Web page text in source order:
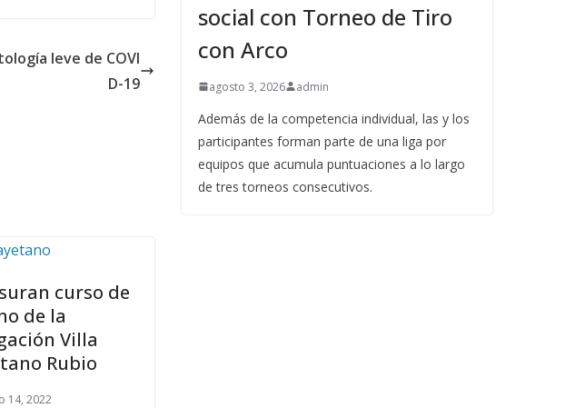
leve de COVI
D-19
curso de
de la
Villa
Rubio
14, 2022
social con Torneo de Tiro
con Arco
agosto 3, 2026 admin
Además de la competencia individual, las y los
participantes forman parte de una liga por
equipos que acumula puntuaciones a lo largo
de tres torneos consecutivos.